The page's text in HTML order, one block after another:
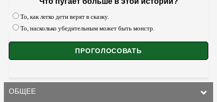
То, как легко дети верят в сказку.
То, насколько убедительным может быть монстр.
ОБЩЕЕ